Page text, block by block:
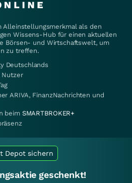
Alleinstellungsmerkmal als den
Wissens-Hub für einen aktuellen
Börsen- und Wirtschaftswelt, um
zu treffen.
Deutschlands
Nutzer
ARIVA, FinanzNachrichten und
beim SMARTBROKER+
Depot sichern
geschenkt!